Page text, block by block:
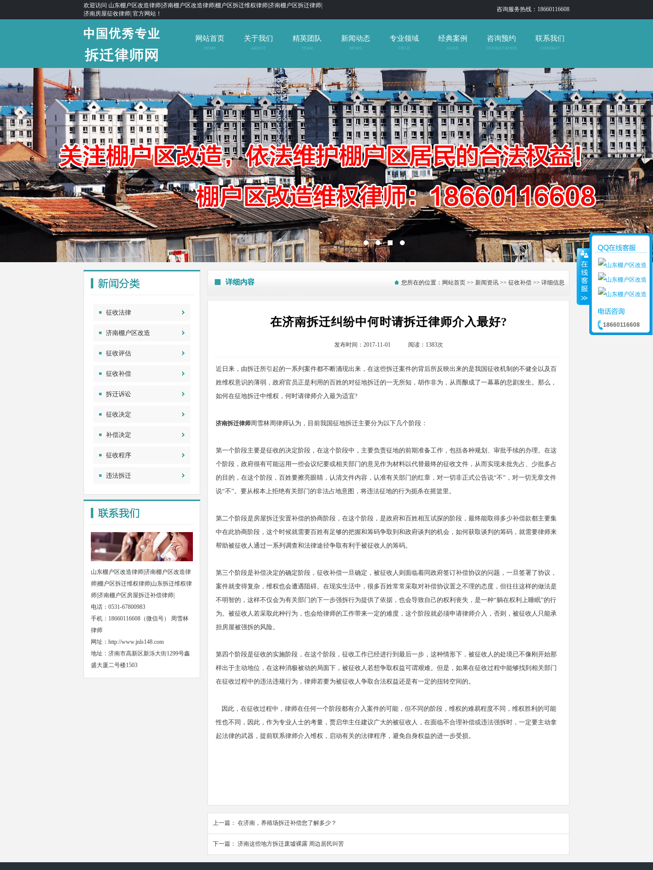
欢迎访问 山东棚户区改造律师|济南棚户区改造律师|棚户区拆迁维权律师|济南棚户区拆迁律师|
济南房屋征收律师| 官方网站！
咨询服务热线：18660116608
网站首页
HOME
关于我们
ABOUT
精英团队
TEAM
新闻动态
NEWS
专业领域
FIELD
经典案例
CASE
咨询预约
CONSULTATION
联系我们
CONTACT
征收法律
济南棚户区改造
征收评估
征收补偿
拆迁诉讼
征收决定
补偿决定
征收程序
违法拆迁
山东棚户区改造律师|济南棚户区改造律
师|棚户区拆迁维权律师|山东拆迁维权律
师|济南棚户区房屋拆迁补偿律师|
电话：0531-67800983
手机：18660116608（微信号） 周雪林
律师
网址： http://www.jnls148.com
地址：济南市高新区新泺大街1299号鑫
盛大厦二号楼1503
详细内容 您所在的位置： 网站首页 >> 新闻资讯 >> 征收补偿 >> 详细信息
在济南拆迁纠纷中何时请拆迁律师介入最好?
发布时间：2017-11-01 阅读：1383次
近日来，由拆迁所引起的一系列案件都不断涌现出来，在这些拆迁案件的背后所反映出来的是我国征收机制的不健全以及百
姓维权意识的薄弱，政府官员正是利用的百姓的对征地拆迁的一无所知，胡作非为，从而酿成了一幕幕的悲剧发生。那么，
如何在征地拆迁中维权，何时请律师介入最为适宜?
济南拆迁律师周雪林周律师认为，目前我国征地拆迁主要分为以下几个阶段：
第一个阶段主要是征收的决定阶段，在这个阶段中，主要负责征地的前期准备工作，包括各种规划、审批手续的办理。在这
个阶段，政府很有可能运用一些会议纪要或相关部门的意见作为材料以代替最终的征收文件，从而实现未批先占、少批多占
的目的，在这个阶段，百姓要擦亮眼睛，认清文件内容，认准有关部门的红章，对一切非正式公告说“不”，对一切无章文件
说“不”。要从根本上拒绝有关部门的非法占地意图，将违法征地的行为扼杀在摇篮里。
第二个阶段是房屋拆迁安置补偿的协商阶段，在这个阶段，是政府和百姓相互试探的阶段，最终能取得多少补偿款都主要集
中在此协商阶段，这个时候就需要百姓有足够的把握和筹码争取到和政府谈判的机会，如何获取谈判的筹码，就需要律师来
帮助被征收人通过一系列调查和法律途径争取有利于被征收人的筹码。
第三个阶段是补偿决定的确定阶段，征收补偿一旦确定，被征收人则面临着同政府签订补偿协议的问题，一旦签署了协议，
案件就变得复杂，维权也会遭遇阻碍。在现实生活中，很多百姓常常采取对补偿协议置之不理的态度，但往往这样的做法是
不明智的，这样不仅会为有关部门的下一步强拆行为提供了依据，也会导致自己的权利丧失，是一种“躺在权利上睡眠”的行
为。被征收人若采取此种行为，也会给律师的工作带来一定的难度，这个阶段就必须申请律师介入，否则，被征收人只能承
担房屋被强拆的风险。
第四个阶段是征收的实施阶段，在这个阶段，征收工作已经进行到最后一步，这种情形下，被征收人的处境已不像刚开始那
样出于主动地位，在这种消极被动的局面下，被征收人若想争取权益可谓艰难。但是，如果在征收过程中能够找到相关部门
在征收过程中的违法违规行为，律师若要为被征收人争取合法权益还是有一定的扭转空间的。
因此，在征收过程中，律师在任何一个阶段都有介入案件的可能，但不同的阶段，维权的难易程度不同，维权胜利的可能
性也不同，因此，作为专业人士的考量，贾启华主任建议广大的被征收人，在面临不合理补偿或违法强拆时，一定要主动拿
起法律的武器，提前联系律师介入维权，启动有关的法律程序，避免自身权益的进一步受损。
上一篇： 在济南，养殖场拆迁补偿您了解多少？
下一篇： 济南这些地方拆迁废墟裸露 周边居民叫苦
18660116608